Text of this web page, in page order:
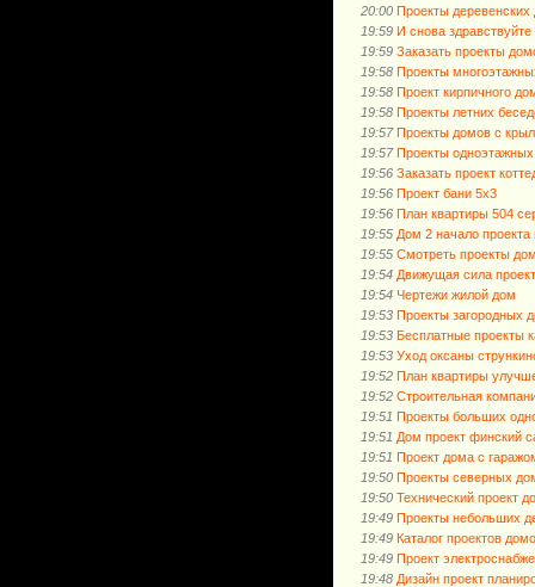
20:00 Проекты деревенских
19:59 И снова
19:59 Заказать проекты
19:58 Проекты
19:58 Проект кирпичного
19:58 Проекты летних
19:57 Проекты домов с
19:57 Проекты
19:56 Заказать проект
19:56 Проект бани 5х3
19:56 План квартиры 504
19:55 Дом 2 начало проекта
19:55 Смотреть проекты
19:54 Движущая сила
19:54 Чертежи жилой дом
19:53 Проекты загородных
19:53 Бесплатные проекты
19:53 Уход оксаны
19:52 План квартиры
19:52 Строительная
19:51 Проекты больших
19:51 Дом проект финский
19:51 Проект дома с
19:50 Проекты северных
19:50 Технический проект
19:49 Проекты небольших
19:49 Каталог проектов
19:49 Проект
19:48 Дизайн проект